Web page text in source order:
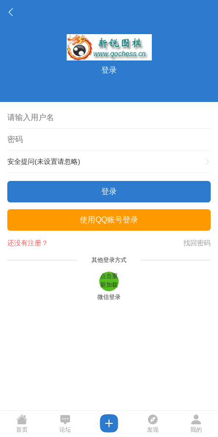
登录
安全提问(未设置请忽略)
登录
使用QQ账号登录
找回密码
还没有注册？
其他登录方式
点击重
新加载
微信登录
首页 论坛 发现 我的